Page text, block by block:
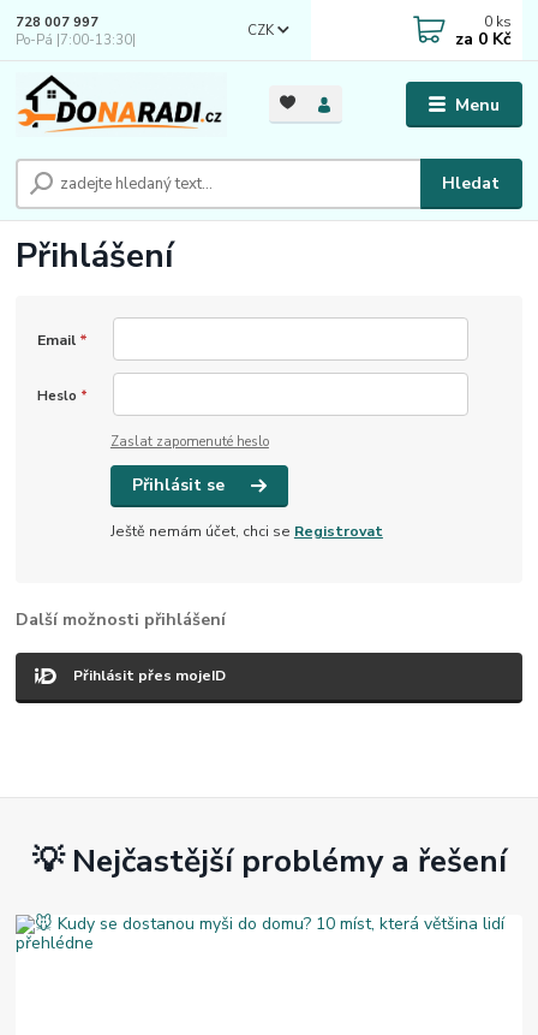
Menu
CZK
Hledat
728 007 997
Po-Pá |7:00-13:30|
0 ks
za 0 Kč
Přihlášení
Email *
Heslo *
Zaslat zapomenuté heslo
Přihlásit se
Ještě nemám účet, chci se Registrovat
Další možnosti přihlášení
Přihlásit přes mojeID
💡 Nejčastější problémy a řešení